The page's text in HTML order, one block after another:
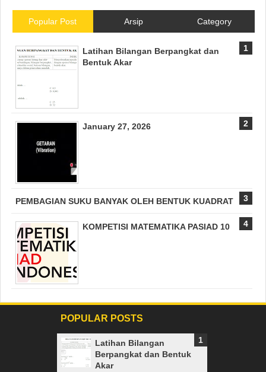
Popular Post Arsip Category
Latihan Bilangan Berpangkat dan
Bentuk Akar
January 27, 2026
PEMBAGIAN SUKU BANYAK OLEH BENTUK KUADRAT
KOMPETISI MATEMATIKA PASIAD 10
POPULAR POSTS
Latihan Bilangan
Berpangkat dan Bentuk
Akar